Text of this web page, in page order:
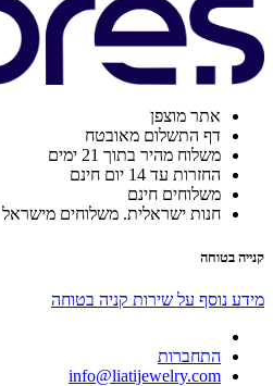
אתר מוצפן
דף התשלום מאובטח
משלוח מהיר בתוך 21 ימים
החזרות עד 14 יום חינם
משלוחים חינם
חנות ישראלית. משלוחים מישראל
קנייה בטוחה
מידע נוסף על שירות קניה בטוחה
התחברות
info@liatijewelry.com